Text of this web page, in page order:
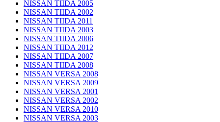
NISSAN TIIDA 2005
NISSAN TIIDA 2002
NISSAN TIIDA 2011
NISSAN TIIDA 2003
NISSAN TIIDA 2006
NISSAN TIIDA 2012
NISSAN TIIDA 2007
NISSAN TIIDA 2008
NISSAN VERSA 2008
NISSAN VERSA 2009
NISSAN VERSA 2001
NISSAN VERSA 2002
NISSAN VERSA 2010
NISSAN VERSA 2003